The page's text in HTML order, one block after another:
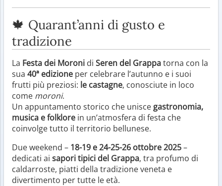
🍁 Quarant’anni di gusto e
tradizione
La Festa dei Moroni di Seren del Grappatorna con la
sua 40ª edizione per celebrare l’autunno e i suoi
frutti più preziosi: le castagne, conosciute in loco
come moroni.
Un appuntamento storico che unisce gastronomia,
musica e folklore in un’atmosfera di festa che
coinvolge tutto il territorio bellunese.
Due weekend – 18-19 e 24-25-26 ottobre 2025–
dedicati ai sapori tipici del Grappa, tra profumo di
caldarroste, piatti della tradizione veneta e
divertimento per tutte le età.